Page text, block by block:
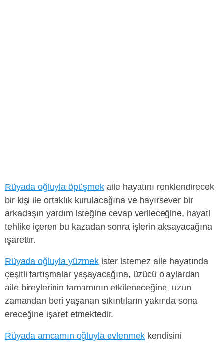
Rüyada oğluyla öpüşmek aile hayatını renklendirecek
bir kişi ile ortaklık kurulacağına ve hayırsever bir
arkadaşın yardım isteğine cevap verileceğine, hayati
tehlike içeren bu kazadan sonra işlerin aksayacağına
işarettir.
Rüyada oğluyla yüzmek ister istemez aile hayatında
çeşitli tartışmalar yaşayacağına, üzücü olaylardan
aile bireylerinin tamamının etkileneceğine, uzun
zamandan beri yaşanan sıkıntıların yakında sona
ereceğine işaret etmektedir.
Rüyada amcamın oğluyla evlenmek kendisini